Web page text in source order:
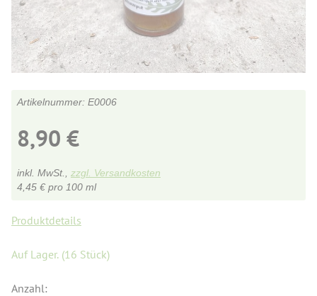
E0006
8,90 €
inkl. MwSt., zzgl. Versandkosten
4,45 € pro 100 ml
Produktdetails
Auf Lager. (16 Stück)
Anzahl: